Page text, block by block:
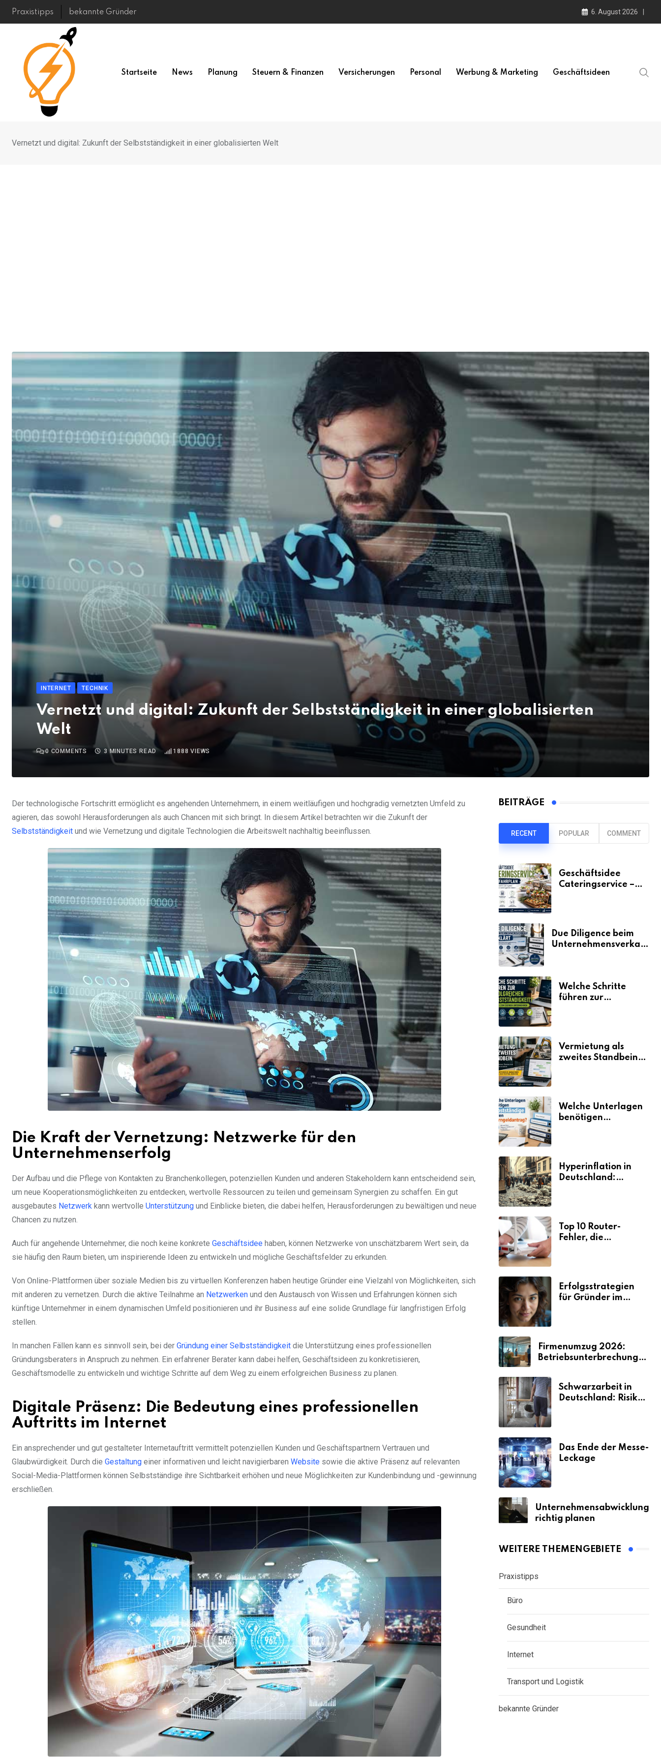
Skip
Praxistipps bekannte Gründer 6. August 2026
Startseite News Planung Steuern & Finanzen Versicherungen Personal Werbung & Marketing Geschäftsideen
Vernetzt und digital: Zukunft der Selbstständigkeit in einer globalisierten Welt
INTERNET TECHNIK
Vernetzt und digital: Zukunft der Selbstständigkeit in einer globalisierten
Welt
0 COMMENTS 3 MINUTES READ 1888 VIEWS
Der technologische Fortschritt ermöglicht es angehenden Unternehmern, in einem weitläufigen und hochgradig vernetzten Umfeld zu
agieren, das sowohl Herausforderungen als auch Chancen mit sich bringt. In diesem Artikel betrachten wir die Zukunft der
Selbstständigkeit und wie Vernetzung und digitale Technologien die Arbeitswelt nachhaltig beeinflussen.
Die Kraft der Vernetzung: Netzwerke für den
Unternehmenserfolg
Der Aufbau und die Pflege von Kontakten zu Branchenkollegen, potenziellen Kunden und anderen Stakeholdern kann entscheidend sein,
um neue Kooperationsmöglichkeiten zu entdecken, wertvolle Ressourcen zu teilen und gemeinsam Synergien zu schaffen. Ein gut
ausgebautes Netzwerk kann wertvolle Unterstützung und Einblicke bieten, die dabei helfen, Herausforderungen zu bewältigen und neue
Chancen zu nutzen.
Auch für angehende Unternehmer, die noch keine konkrete Geschäftsidee haben, können Netzwerke von unschätzbarem Wert sein, da
sie häufig den Raum bieten, um inspirierende Ideen zu entwickeln und mögliche Geschäftsfelder zu erkunden.
Von Online-Plattformen über soziale Medien bis zu virtuellen Konferenzen haben heutige Gründer eine Vielzahl von Möglichkeiten, sich
mit anderen zu vernetzen. Durch die aktive Teilnahme an Netzwerken und den Austausch von Wissen und Erfahrungen können sich
künftige Unternehmer in einem dynamischen Umfeld positionieren und ihr Business auf eine solide Grundlage für langfristigen Erfolg
stellen.
In manchen Fällen kann es sinnvoll sein, bei der Gründung einer Selbstständigkeit die Unterstützung eines professionellen
Gründungsberaters in Anspruch zu nehmen. Ein erfahrener Berater kann dabei helfen, Geschäftsideen zu konkretisieren,
Geschäftsmodelle zu entwickeln und wichtige Schritte auf dem Weg zu einem erfolgreichen Business zu planen.
Digitale Präsenz: Die Bedeutung eines professionellen
Auftritts im Internet
Ein ansprechender und gut gestalteter Internetauftritt vermittelt potenziellen Kunden und Geschäftspartnern Vertrauen und
Glaubwürdigkeit. Durch die Gestaltung einer informativen und leicht navigierbaren Website sowie die aktive Präsenz auf relevanten
Social-Media-Plattformen können Selbstständige ihre Sichtbarkeit erhöhen und neue Möglichkeiten zur Kundenbindung und -gewinnung
erschließen.
BEITRÄGE
RECENT POPULAR COMMENT
Geschäftsidee
Cateringservice –
Due Diligence beim
Unternehmensverkauf
Welche Schritte
führen zur
Vermietung als
zweites Standbein:
Umsätze machen
Welche Unterlagen
benötigen
Hyperinflation in
Deutschland:
Top 10 Router-
Fehler, die
Erfolgsstrategien
für Gründer im
Firmenumzug 2026:
Betriebsunterbrechungen
Schwarzarbeit in
Deutschland: Risiken
Das Ende der Messe-
Leckage
Unternehmensabwicklung
richtig planen
WEITERE THEMENGEBIETE
Praxistipps
Büro
Gesundheit
Internet
Transport und Logistik
bekannte Gründer